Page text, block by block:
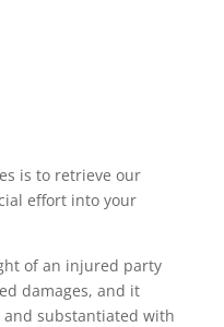
is to retrieve our
effort into your
of an injured party
damages, and it
and substantiated with